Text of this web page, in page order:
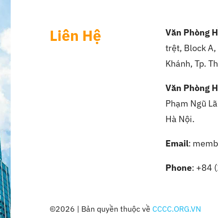
Liên Hệ
Văn Phòng
trệt, Block
Khánh, Tp.
Văn Phòng
Phạm Ngũ
Hà Nội.
Email:
Phone: +84
©2026 | Bản quyền thuộc về CCCC.ORG.VN